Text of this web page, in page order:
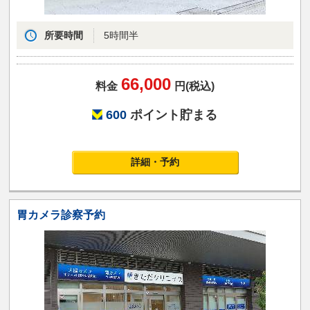
所要時間 5時間半
料金 66,000 円(税込)
600 ポイント貯まる
詳細・予約
胃カメラ診察予約